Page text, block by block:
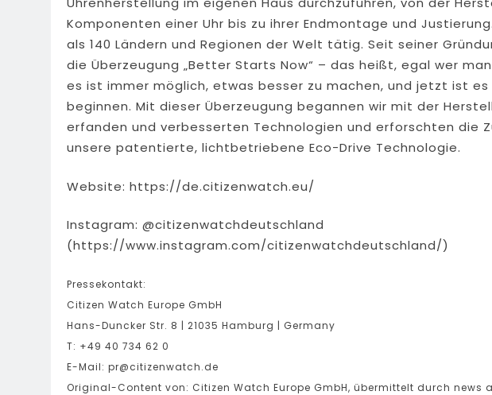
Komponenten einer Uhr bis zu ihrer Endmontage und
als 140 Ländern und Regionen der Welt tätig. Seit seiner
die Überzeugung „Better Starts Now“ – das heißt, egal wer
es ist immer möglich, etwas besser zu machen, und jetzt ist
beginnen. Mit dieser Überzeugung begannen wir mit der
erfanden und verbesserten Technologien und erforschten die
unsere patentierte, lichtbetriebene Eco-Drive Technologie.
Website: https://de.citizenwatch.eu/
Instagram: @citizenwatchdeutschland
(https://www.instagram.com/citizenwatchdeutschland/)
Pressekontakt:
Citizen Watch Europe GmbH
Hans-Duncker Str. 8 | 21035 Hamburg | Germany
T: +49 40 734 62 0
E-Mail: pr@citizenwatch.de
Original-Content von: Citizen Watch Europe GmbH, übermittelt durch news